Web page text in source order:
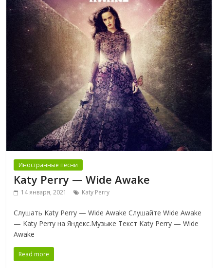
Иностранные песни
Katy Perry — Wide Awake
14 января, 2021 Katy Perry
Слушать Katy Perry — Wide Awake Слушайте Wide Awake
— Katy Perry на Яндекс.Музыке Текст Katy Perry — Wide
Awake
Read more